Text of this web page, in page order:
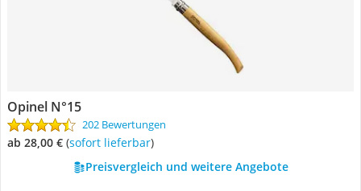
Opinel N°15
202 Bewertungen
ab 28,00 € ( Sofort lieferbar)
Preisvergleich und weitere Angebote